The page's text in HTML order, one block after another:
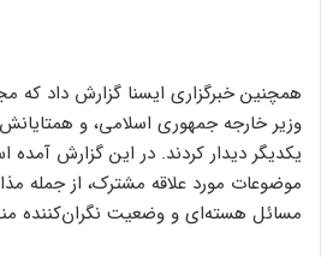
همچنین خبرگزاری ایسنا گزارش داد که
یکدیگر دیدار کردند. در این گزارش آمده
موضوعات مورد علاقه مشترک، از جمله
مسائل هسته‌ای و وضعیت نگران‌کننده